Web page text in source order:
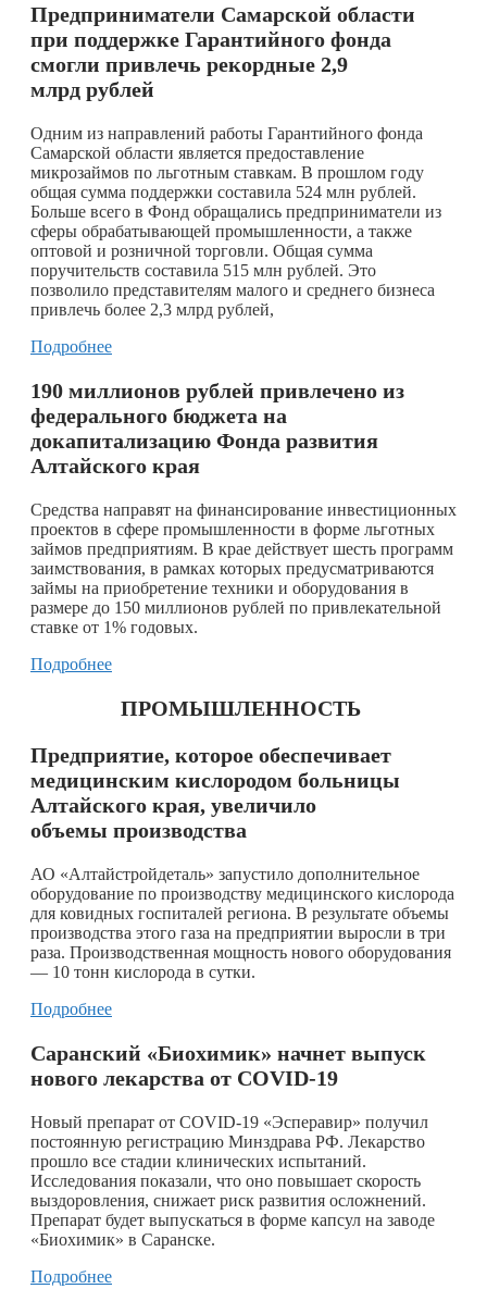
Предприниматели Самарской области
при поддержке Гарантийного фонда
смогли привлечь рекордные 2,9
млрд рублей
Одним из направлений работы Гарантийного фонда
Самарской области является предоставление
микрозаймов по льготным ставкам. В прошлом году
общая сумма поддержки составила 524 млн рублей.
Больше всего в Фонд обращались предприниматели из
сферы обрабатывающей промышленности, а также
оптовой и розничной торговли. Общая сумма
поручительств составила 515 млн рублей. Это
позволило представителям малого и среднего бизнеса
привлечь более 2,3 млрд рублей,
Подробнее
190 миллионов рублей привлечено из
федерального бюджета на
докапитализацию Фонда развития
Алтайского края
Средства направят на финансирование инвестиционных
проектов в сфере промышленности в форме льготных
займов предприятиям. В крае действует шесть программ
заимствования, в рамках которых предусматриваются
займы на приобретение техники и оборудования в
размере до 150 миллионов рублей по привлекательной
ставке от 1% годовых.
Подробнее
ПРОМЫШЛЕННОСТЬ
Предприятие, которое обеспечивает
медицинским кислородом больницы
Алтайского края, увеличило
объемы производства
АО «Алтайстройдеталь» запустило дополнительное
оборудование по производству медицинского кислорода
для ковидных госпиталей региона. В результате объемы
производства этого газа на предприятии выросли в три
раза. Производственная мощность нового оборудования
— 10 тонн кислорода в сутки.
Подробнее
Саранский «Биохимик» начнет выпуск
нового лекарства от COVID-19
Новый препарат от COVID-19 «Эсперавир» получил
постоянную регистрацию Минздрава РФ. Лекарство
прошло все стадии клинических испытаний.
Исследования показали, что оно повышает скорость
выздоровления, снижает риск развития осложнений.
Препарат будет выпускаться в форме капсул на заводе
«Биохимик» в Саранске.
Подробнее